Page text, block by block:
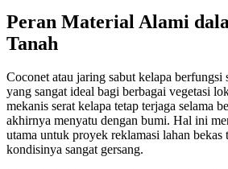
Peran Material Alami
Tanah
Coconet atau jaring sabut kelapa berfungsi
yang sangat ideal bagi berbagai vegetasi
mekanis serat kelapa tetap terjaga selama
akhirnya menyatu dengan bumi. Hal ini
utama untuk proyek reklamasi lahan bekas
kondisinya sangat gersang.